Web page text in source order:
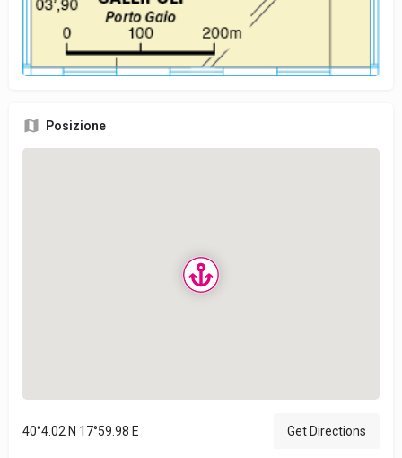
Posizione
40°4.02 N 17°59.98 E Get Directions